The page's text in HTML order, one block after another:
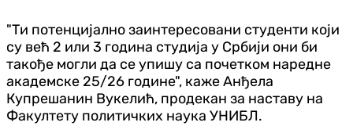
"Ти потенцијално заинтересовани студенти који
су већ 2 или 3 година студија у Србији они би
такође могли да се упишу са почетком наредне
академске 25/26 године", каже Анђела
Купрешанин Вукелић, продекан за наставу на
Факултету политичких наука УНИБЛ.